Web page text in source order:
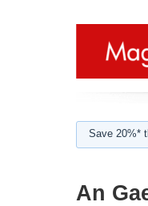
Save 20%*
An